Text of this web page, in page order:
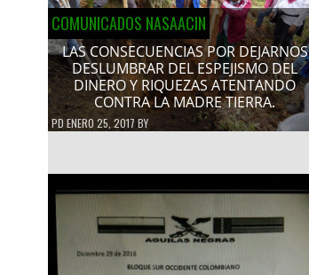
COMUNICADOS NASAACIN
LAS CONSECUENCIAS POR DEJARNOS
DESLUMBRAR DEL ESPEJISMO DEL
DINERO Y RIQUEZAS ATENTANDO
CONTRA LA MADRE TIERRA.
PDENERO 25, 2017 BY